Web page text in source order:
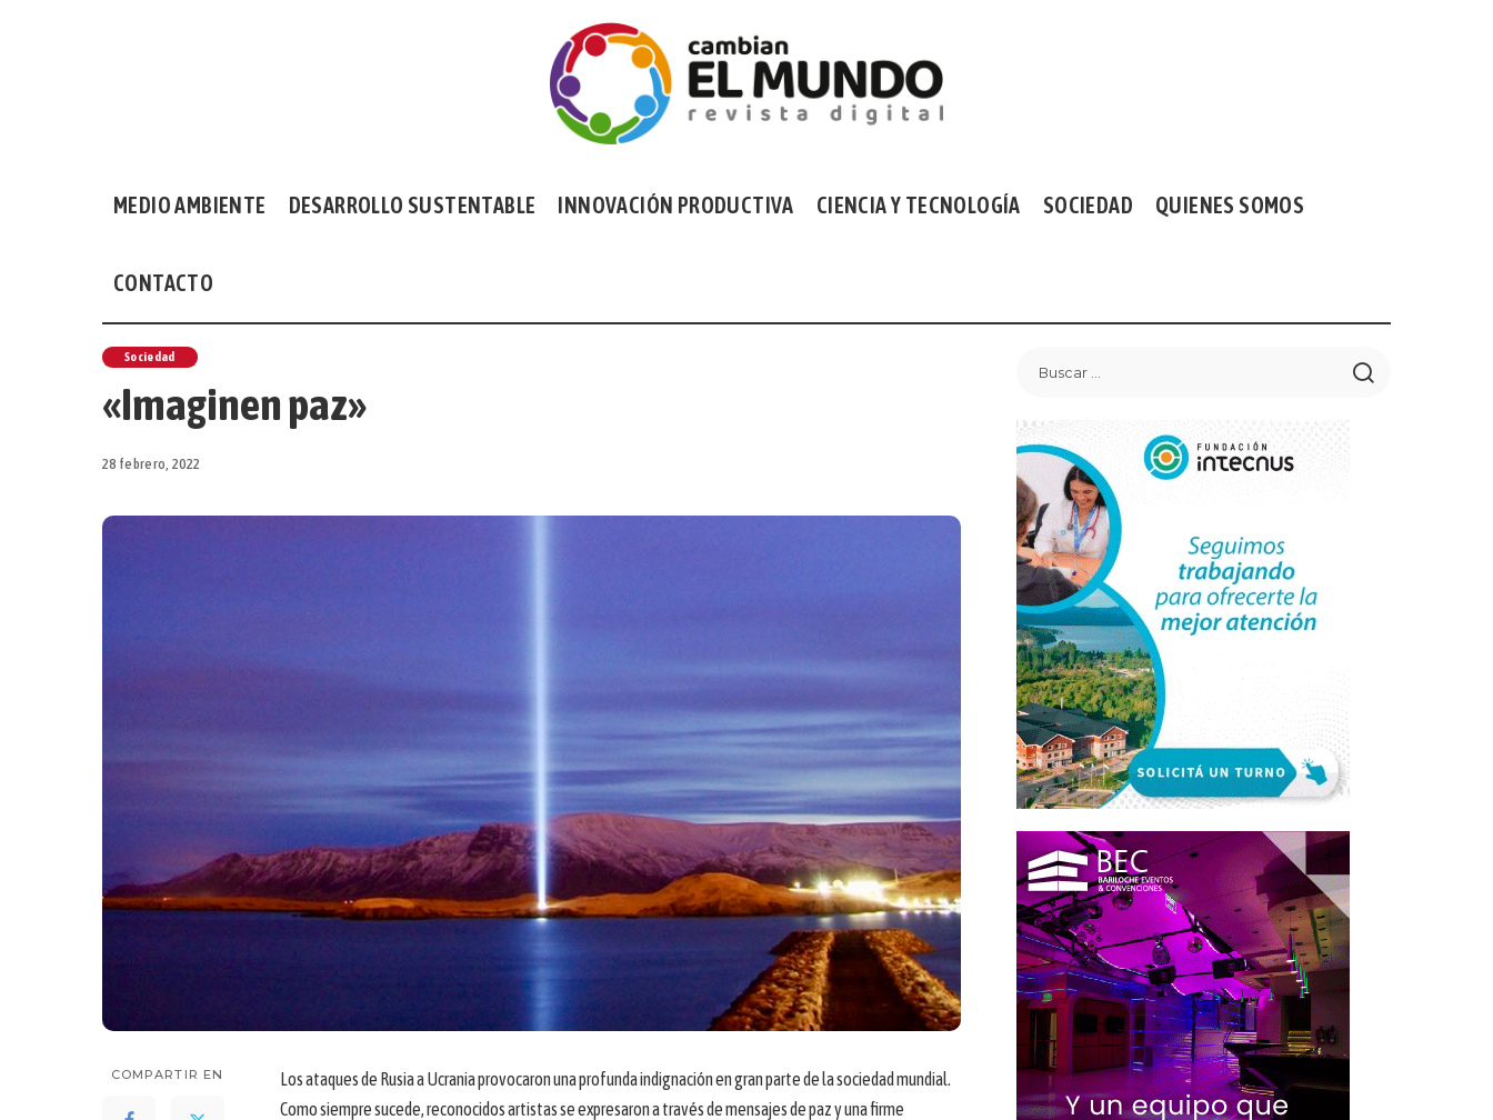
MEDIO AMBIENTE DESARROLLO SUSTENTABLE INNOVACIÓN PRODUCTIVA CIENCIA Y TECNOLOGÍA SOCIEDAD QUIENES SOMOS
CONTACTO
Sociedad
«Imaginen paz»
28 febrero, 2022
COMPARTIR EN
Los ataques de Rusia a Ucrania provocaron una profunda indignación en gran parte de la sociedad mundial.
Como siempre sucede, reconocidos artistas se expresaron a través de mensajes de paz y una firme